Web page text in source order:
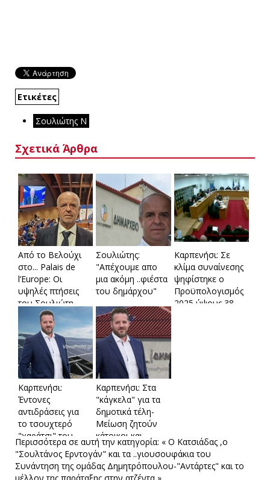
Ετικέτες
Σουλιώτης Ν
Σχετικά Άρθρα
Από το Βελούχι
στο... Palais de
l’Europe: Οι
υψηλές πτήσεις
του Σουλιώτη
Στρασβούργο!
Σουλιώτης:
"Aπέχουμε απο
μια ακόμη ..φιέστα
του δημάρχου"
Καρπενήσι: Σε
κλίμα συναίνεσης
ψηφίστηκε ο
Προϋπολογισμός
2025 ύψους 38
Καρπενήσι:
Έντονες
αντιδράσεις για
το τσουχτερό
"χαράτσι" του
δήμου στα
φωτοβολταικά
Καρπενήσι: Στα
"κάγκελα" για τα
δημοτικά τέλη-
Μείωση ζητούν
κάτοικοι και
αντιπολίτευση
Περισσότερα σε αυτή την κατηγορία: « Ο Κατσιάδας ,ο
"Σουλτάνος Ερντογάν" και τα ..γιουσουφάκια του
Συνάντηση της ομάδας Δημητρόπουλου-"Αντάρτες" και το